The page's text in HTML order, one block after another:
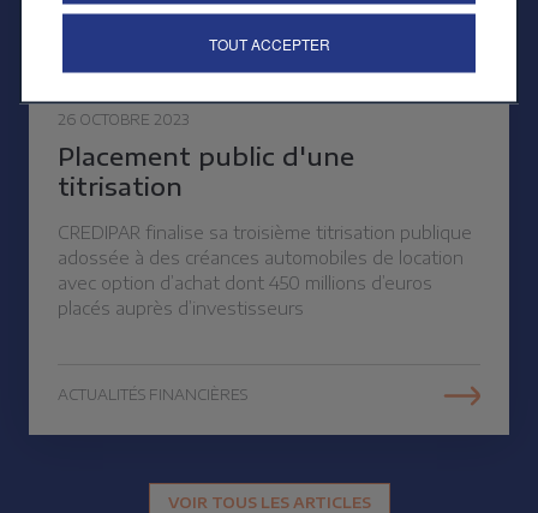
26 OCTOBRE 2023
Placement public d'une
titrisation
CREDIPAR finalise sa troisième titrisation publique
adossée à des créances automobiles de location
avec option d’achat dont 450 millions d’euros
placés auprès d’investisseurs
ACTUALITÉS FINANCIÈRES
VOIR TOUS LES ARTICLES
TOUT ACCEPTER